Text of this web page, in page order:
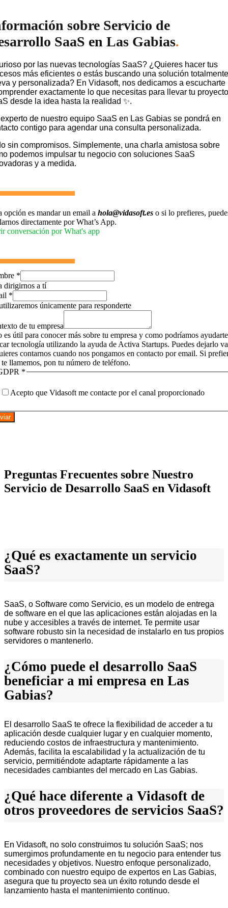
sobre Servicio de
SaaS en Las Gabias.
por las nuevas tecnologías SaaS? ¿Quieres hacer tus
más eficientes o estás buscando una solución totalmente
y personalizada? En Vidasoft, nos dedicamos a escucharte
exactamente lo que necesitas para llevar tu proyecto
desde la idea hasta la realidad ✨.
de nuestro equipo SaaS en Las Gabias se pondrá en
contigo para agendar una consulta personalizada.
sin compromisos. Simplemente, una charla amistosa sobre
podemos impulsar tu negocio con soluciones SaaS
y a medida.
opción es mandar un email a hola@vidasoft.es o si lo prefieres,
directamente por What’s App.
conversación por What's app
*
dirigirnos a tí
*
únicamente para responderte
de tu empresa
es útil para conocer más sobre tu empresa y como podríamos
tecnología utilizando la ayuda de Activa Startups. Puedes dejarlo
contarnos cuando nos pongamos en contacto por email. Si
te llamemos, pon tu número de teléfono.
*
Acepto que Vidasoft me contacte por el canal proporcionado
Preguntas Frecuentes sobre Nuestro
Servicio de Desarrollo SaaS en Vidasoft
¿Qué es exactamente un servicio
SaaS?
SaaS, o Software como Servicio, es un modelo de entrega
de software en el que las aplicaciones están alojadas en la
nube y accesibles a través de internet. Te permite usar
software robusto sin la necesidad de instalarlo en tus propios
servidores o mantenerlo.
¿Cómo puede el desarrollo SaaS
beneficiar a mi empresa en Las
Gabias?
El desarrollo SaaS te ofrece la flexibilidad de acceder a tu
aplicación desde cualquier lugar y en cualquier momento,
reduciendo costos de infraestructura y mantenimiento.
Además, facilita la escalabilidad y la actualización de tu
servicio, permitiéndote adaptarte rápidamente a las
necesidades cambiantes del mercado en Las Gabias.
¿Qué hace diferente a Vidasoft de
otros proveedores de servicios SaaS?
En Vidasoft, no solo construimos tu solución SaaS; nos
sumergimos profundamente en tu negocio para entender tus
necesidades y objetivos. Nuestro enfoque personalizado,
combinado con nuestro equipo de expertos en Las Gabias,
asegura que tu proyecto sea un éxito rotundo desde el
lanzamiento hasta el mantenimiento continuo.